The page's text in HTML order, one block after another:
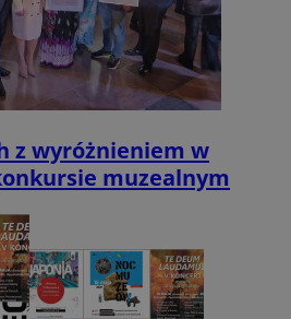
z wyróżnieniem w
muzealnym